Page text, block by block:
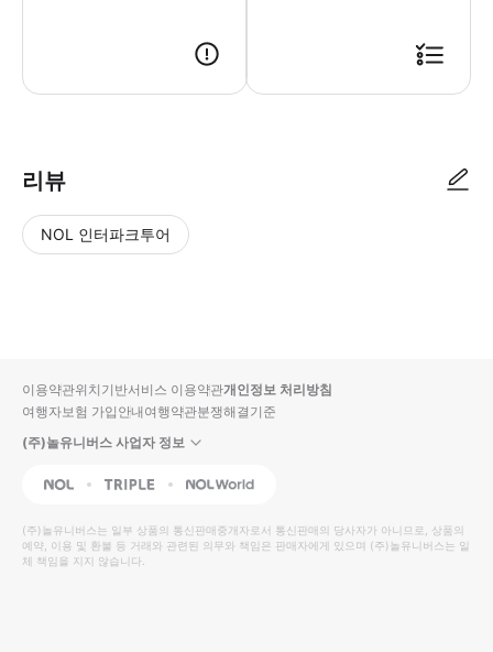
리뷰
NOL 인터파크투어
입니
다.
높
은
순
동
영
상
순
상
이용약관위치기반서비스 이용약관개인정보 처리방침
여행자보험 가입안내여행약관분쟁해결기준
(주)놀유니버스 사업자 정보
NOL Triple Interpark Global
(주)놀유니버스는 일부 상품의 통신판매중개자로서 통신판매의 당사자가 아니므로, 상품의
예약, 이용 및 환불 등 거래와 관련된 의무와 책임은 판매자에게 있으며 (주)놀유니버스는 일
체 책임을 지지 않습니다.